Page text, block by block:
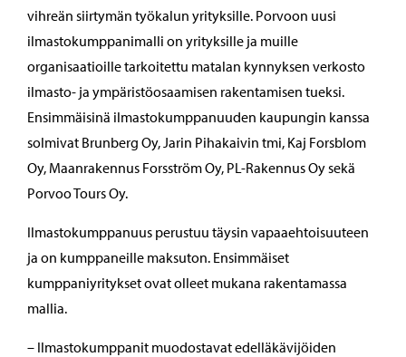
vihreän siirtymän työkalun yrityksille. Porvoon uusi
ilmastokumppanimalli on yrityksille ja muille
organisaatioille tarkoitettu matalan kynnyksen verkosto
ilmasto- ja ympäristöosaamisen rakentamisen tueksi.
Ensimmäisinä ilmastokumppanuuden kaupungin kanssa
solmivat Brunberg Oy, Jarin Pihakaivin tmi, Kaj Forsblom
Oy, Maanrakennus Forsström Oy, PL-Rakennus Oy sekä
Porvoo Tours Oy.
Ilmastokumppanuus perustuu täysin vapaaehtoisuuteen
ja on kumppaneille maksuton. Ensimmäiset
kumppaniyritykset ovat olleet mukana rakentamassa
mallia.
– Ilmastokumppanit muodostavat edelläkävijöiden